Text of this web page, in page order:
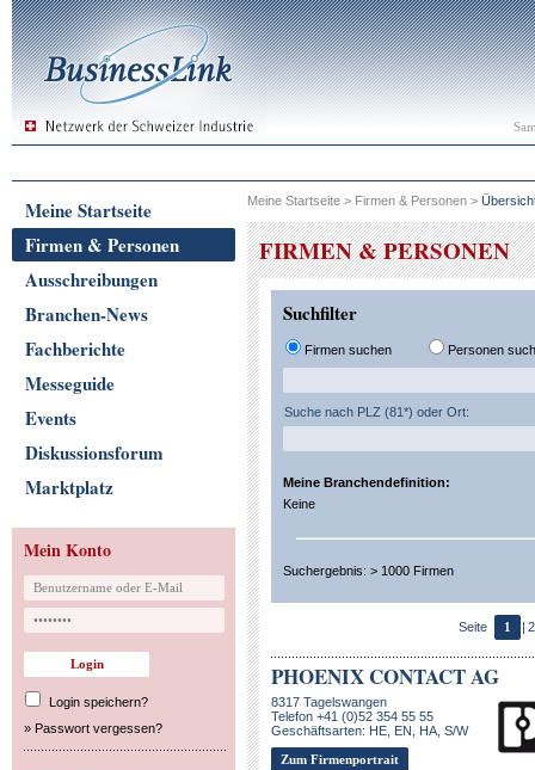
Meine Startseite
Firmen & Personen
Ausschreibungen
Branchen-News
Fachberichte
Messeguide
Events
Diskussionsforum
Marktplatz
Mein Konto
Login speichern?
» Passwort vergessen?
Meine Startseite > Firmen & Personen >
FIRMEN & PERSONEN
Suchfilter
Firmen suchen Personen
Suche nach PLZ (81*) oder Ort:
Meine Branchendefinition:
Keine
Suchergebnis: > 1000 Firmen
Seite 1 | 2
PHOENIX CONTACT AG
8317 Tagelswangen
Telefon +41 (0)52 354 55 55
Geschäftsarten: HE, EN, HA, S/W
Zum Firmenportrait